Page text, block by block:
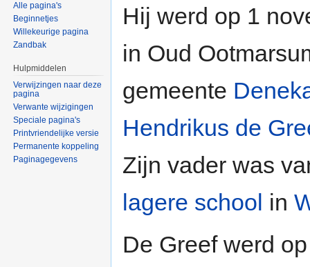
Hij werd op 1
in Oud
gemeente
Hendrikus de
Zijn vader was
lagere school in
De Greef werd
Alle pagina's
Beginnetjes
Willekeurige pagina
Zandbak
Hulpmiddelen
Verwijzingen naar deze
pagina
Verwante wijzigingen
Speciale pagina's
Printvriendelijke versie
Permanente koppeling
Paginagegevens